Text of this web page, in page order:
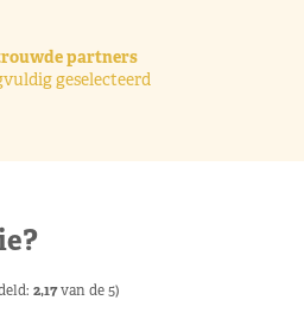
partners
geselecteerd
2,17van de 5)